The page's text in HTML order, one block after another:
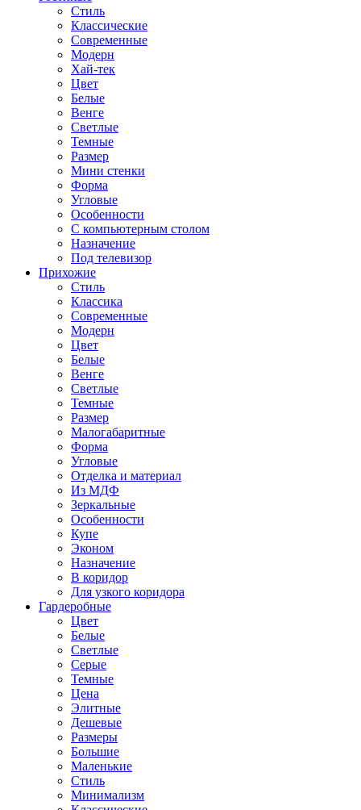
Стиль
Классические
Современные
Модерн
Хай-тек
Цвет
Белые
Венге
Светлые
Темные
Размер
Мини стенки
Форма
Угловые
Особенности
С компьютерным столом
Назначение
Под телевизор
Прихожие
Стиль
Классика
Современные
Модерн
Цвет
Белые
Венге
Светлые
Темные
Размер
Малогабаритные
Форма
Угловые
Отделка и материал
Из МДФ
Зеркальные
Особенности
Купе
Эконом
Назначение
В коридор
Для узкого коридора
Гардеробные
Цвет
Белые
Светлые
Серые
Темные
Цена
Элитные
Дешевые
Размеры
Большие
Маленькие
Стиль
Минимализм